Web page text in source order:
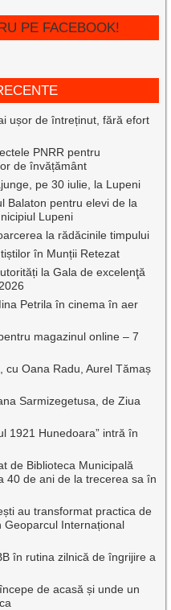
PE FACEBOOK!
ușor de întreținut, fără efort
PNRR pentru
de învățământ
pe 30 iulie, la Lupeni
Balaton pentru elevi de la
Lupeni
la rădăcinile timpului
în Munții Retezat
la Gala de excelenţă
Petrila în cinema în aer
magazinul online – 7
cu Oana Radu, Aurel Tămaș
Sarmizegetusa, de Ziua
1921 Hunedoara” intră în
de Biblioteca Municipală
40 de ani de la trecerea sa în
au transformat practica de
Internațional
în rutina zilnică de îngrijire a
de acasă și unde un